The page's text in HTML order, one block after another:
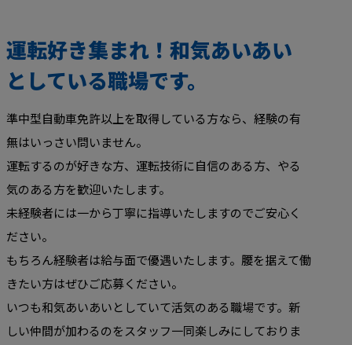
運転好き集まれ！和気あいあい
としている職場です。
準中型自動車免許以上を取得している方なら、経験の有
無はいっさい問いません。
運転するのが好きな方、運転技術に自信のある方、やる
気のある方を歓迎いたします。
未経験者には一から丁寧に指導いたしますのでご安心く
ださい。
もちろん経験者は給与面で優遇いたします。腰を据えて働
きたい方はぜひご応募ください。
いつも和気あいあいとしていて活気のある職場です。新
しい仲間が加わるのをスタッフ一同楽しみにしておりま